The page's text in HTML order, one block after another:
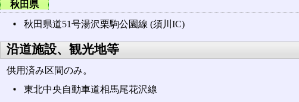
秋田県
秋田県道51号湯沢栗駒公園線 (須川IC)
沿道施設、観光地等
供用済み区間のみ。
東北中央自動車道相馬尾花沢線